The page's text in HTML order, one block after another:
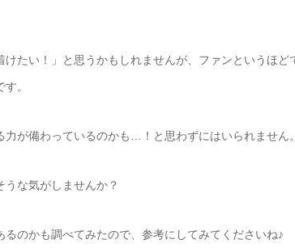
たい！」と思うかもしれませんが、ファンというほど
。
が備わっているのかも…！と思わずにはいられません。
な気がしませんか？
のかも調べてみたので、参考にしてみてくださいね♪